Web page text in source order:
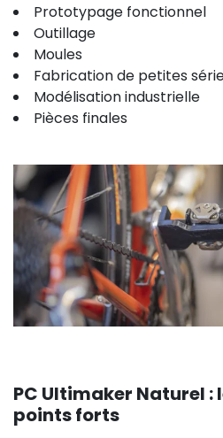
Prototypage fonctionnel
Outillage
Moules
Fabrication de petites
Modélisation industrielle
Pièces finales
PC Ultimaker Naturel
points forts